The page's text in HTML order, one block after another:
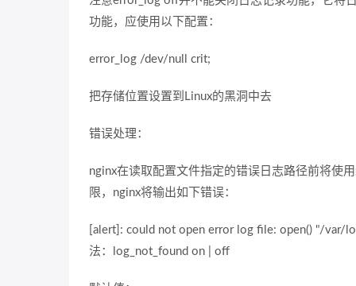
功能，应使用以下配置：
error_log /dev/null crit;
把存储位置设置到Linux的黑洞中去
错误处理：
nginx在读取配置文件指定的错误日志路径前将使
限，nginx将输出如下错误：
[alert]: could not open error log file: open() "/var/
法：log_not_found on | off